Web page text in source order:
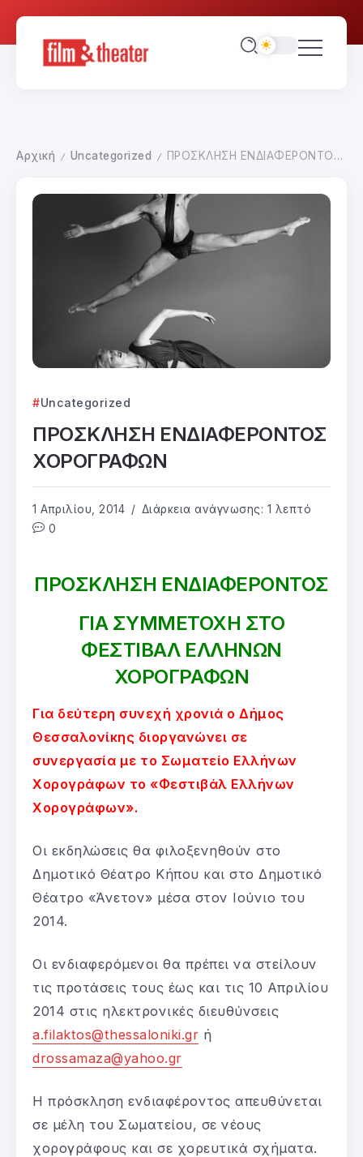
Αρχική / Uncategorized / ΠΡΟΣΚΛΗΣΗ ΕΝΔΙΑΦΕΡΟΝΤΟΣ ΧΟΡΟΓΡΑΦΩΝ
Uncategorized
ΠΡΟΣΚΛΗΣΗ ΕΝΔΙΑΦΕΡΟΝΤΟΣ
ΧΟΡΟΓΡΑΦΩΝ
1 Απριλίου, 2014
Διάρκεια ανάγνωσης: 1 λεπτό
0
ΠΡΟΣΚΛΗΣΗ ΕΝΔΙΑΦΕΡΟΝΤΟΣ
ΓΙΑ ΣΥΜΜΕΤΟΧΗ ΣΤΟ
ΦΕΣΤΙΒΑΛ ΕΛΛΗΝΩΝ
ΧΟΡΟΓΡΑΦΩΝ
Για δεύτερη συνεχή χρονιά ο Δήμος
Θεσσαλονίκης διοργανώνει σε
συνεργασία με το Σωματείο Ελλήνων
Χορογράφων το «Φεστιβάλ Ελλήνων
Χορογράφων».
Οι εκδηλώσεις θα φιλοξενηθούν στο
Δημοτικό Θέατρο Κήπου και στο Δημοτικό
Θέατρο «Άνετον» μέσα στον Ιούνιο του
2014.
Οι ενδιαφερόμενοι θα πρέπει να στείλουν
τις προτάσεις τους έως και τις 10 Απριλίου
2014 στις ηλεκτρονικές διευθύνσεις
a.filaktos@thessaloniki.gr ή
drossamaza@yahoo.gr
Η πρόσκληση ενδιαφέροντος απευθύνεται
σε μέλη του Σωματείου, σε νέους
χορογράφους και σε χορευτικά σχήματα.